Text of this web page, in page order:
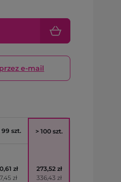
e-mail
99 szt. > 100 szt.
zł
zł
273,52 zł
336,43 zł